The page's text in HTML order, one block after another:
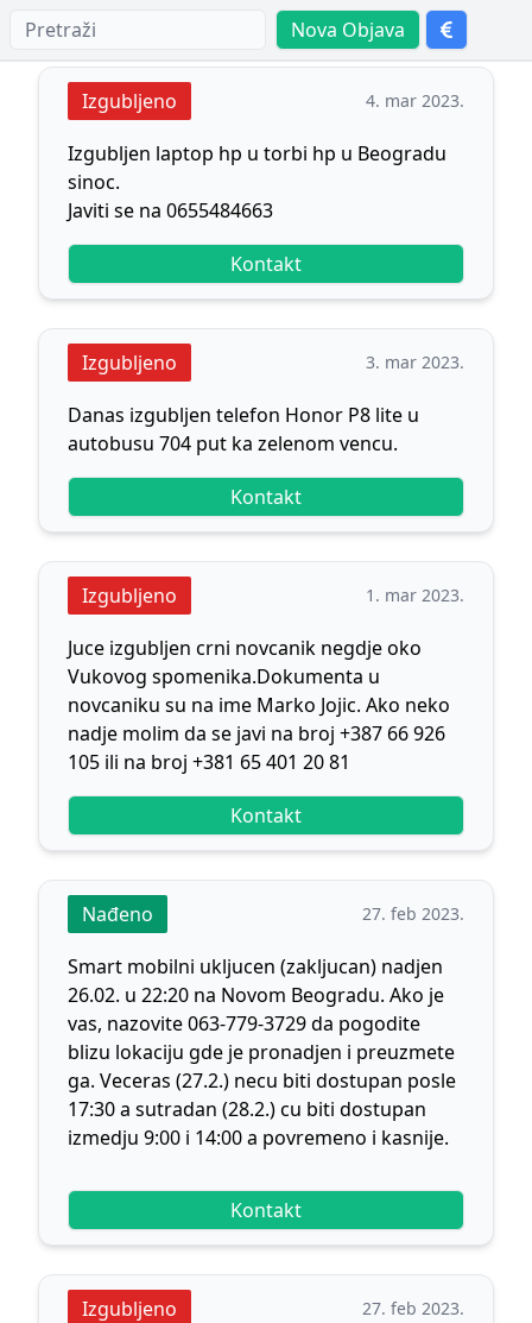
Nova Objava
Izgubljeno 4. mar 2023.
Izgubljen laptop hp u torbi hp u Beogradu
sinoc.
Javiti se na 0655484663
Kontakt
Izgubljeno 3. mar 2023.
Danas izgubljen telefon Honor P8 lite u
autobusu 704 put ka zelenom vencu.
Kontakt
Izgubljeno 1. mar 2023.
Juce izgubljen crni novcanik negdje oko
Vukovog spomenika.Dokumenta u
novcaniku su na ime Marko Jojic. Ako neko
nadje molim da se javi na broj +387 66 926
105 ili na broj +381 65 401 20 81
Kontakt
Nađeno 27. feb 2023.
Smart mobilni ukljucen (zakljucan) nadjen
26.02. u 22:20 na Novom Beogradu. Ako je
vas, nazovite 063-779-3729 da pogodite
blizu lokaciju gde je pronadjen i preuzmete
ga. Veceras (27.2.) necu biti dostupan posle
17:30 a sutradan (28.2.) cu biti dostupan
izmedju 9:00 i 14:00 a povremeno i kasnije.
Kontakt
Izgubljeno 27. feb 2023.